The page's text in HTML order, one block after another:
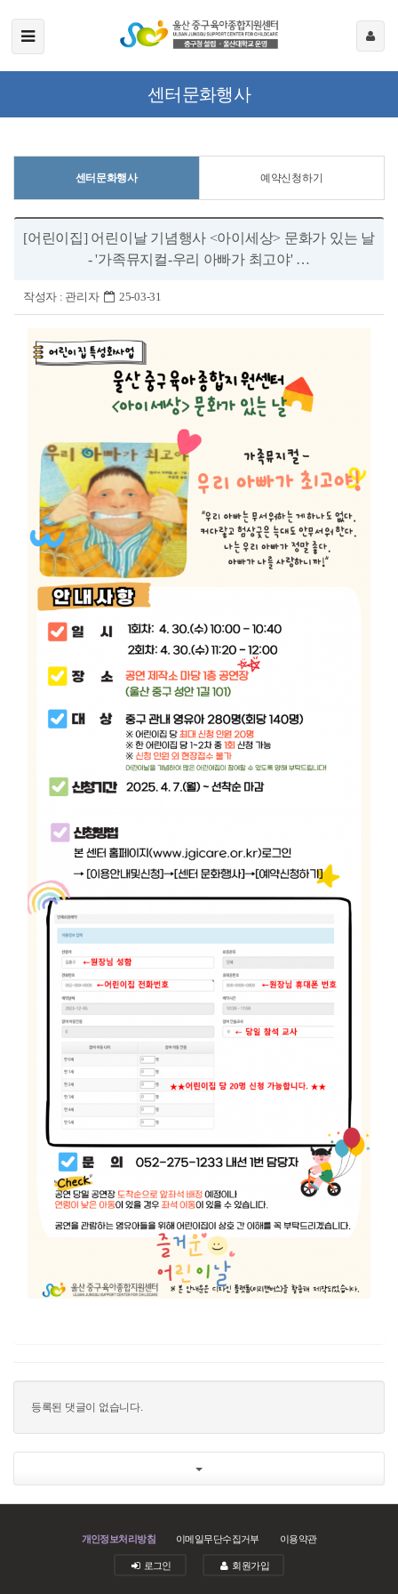
센터문화행사
센터문화행사 예약신청하기
[어린이집] 어린이날 기념행사 <아이세상> 문화가 있는 날
- '가족뮤지컬-우리 아빠가 최고야' …
작성자 : 관리자 25-03-31
등록된 댓글이 없습니다.
개인정보처리방침 이메일무단수집거부 이용약관
로그인 회원가입